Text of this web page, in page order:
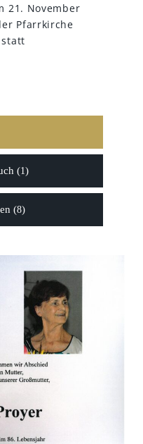
21. November
Pfarrkirche
(1)
(8)